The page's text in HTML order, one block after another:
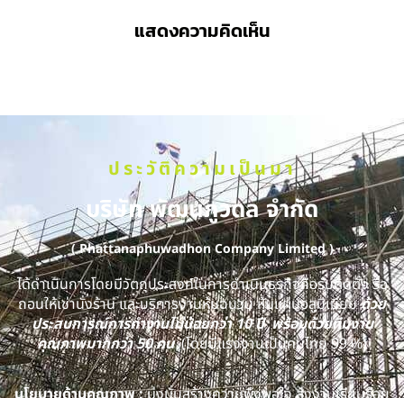
แสดงความคิดเห็น
ประวัติความเป็นมา
บริษัท พัฒนภูวดล จำกัด
( Phattanaphuwadhon Company Limited )
ได้ดำเนินการโดยมีวัตถุประสงค์ในการดำเนินธุรกิจคือรับติดตั้ง รื้อ
ถอนให้เช่านั่งร้าน และบริการงานหุ้มฉนวน หุ้มแผ่นอลูมิเนียมด้วย
ประสบการณ์การทำงานไม่น้อยกว่า 10 ปี พร้อมด้วยทีมงาน
คุณภาพมากกว่า 50 คน(โดยมีแรงงานเป็นคนไทย 99 %)